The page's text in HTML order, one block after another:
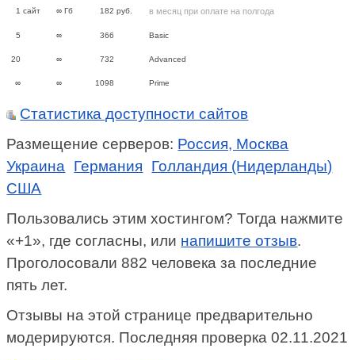
1 сайт ∞ Гб 182 руб. в месяц при оплате на полгода
5 ∞ 366 Basic
20 ∞ 732 Advanced
∞ ∞ 1098 Prime
Статистика доступности сайтов
Размещение серверов: Россия, Москва
Украина
Германия
Голландия (Нидерланды)
США
Пользовались этим хостингом? Тогда нажмите
«+1», где согласны, или напишите отзыв.
Проголосовали 882 человека за последние
пять лет.
Отзывы на этой странице предварительно
модерируются. Последняя проверка 02.11.2021